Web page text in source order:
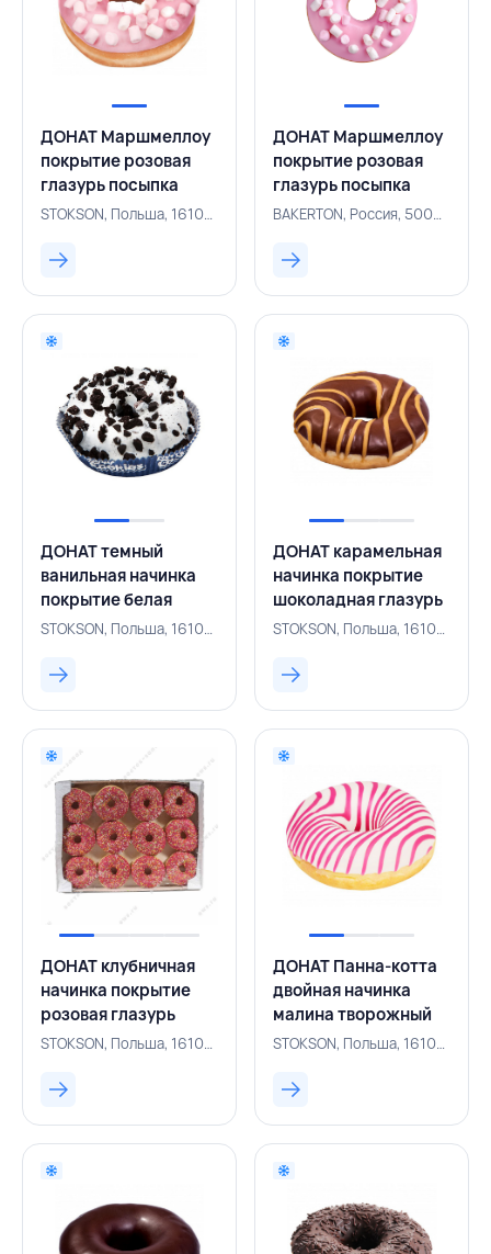
ДОНАТ Маршмеллоу
покрытие розовая
глазурь посыпка
маршмеллоу 61 г,
STOKSON, Польша, 161001654
ДОНАТ Маршмеллоу
покрытие розовая
глазурь посыпка
маршмеллоу 58 г,
BAKERTON, Россия, 500004229
ДОНАТ темный
ванильная начинка
покрытие белая
глазурь посыпка
75 г, STOKSON,
STOKSON, Польша, 161001651
ДОНАТ карамельная
начинка покрытие
шоколадная глазурь
полоски карамели 67STOKSON, Польша, 161001653
ДОНАТ клубничная
начинка покрытие
розовая глазурь
разноцветная
STOKSON, ПОЛЬША
STOKSON, Польша, 161001648
ДОНАТ Панна-котта
двойная начинка
малина творожный
сыр покрытие белая
красной глазури 69
STOKSON, Польша, 161001649